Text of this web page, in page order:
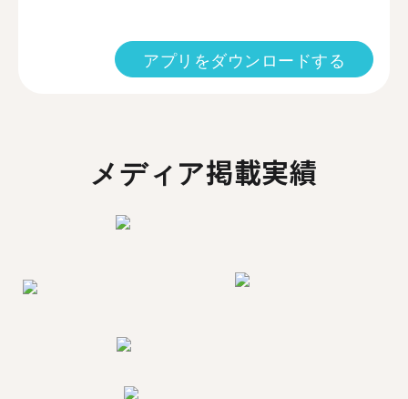
アプリをダウンロードする
メディア掲載実績